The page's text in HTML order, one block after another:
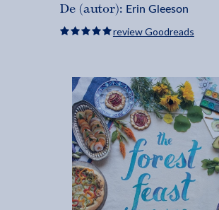
De (autor): Erin Gleeson
review Goodreads